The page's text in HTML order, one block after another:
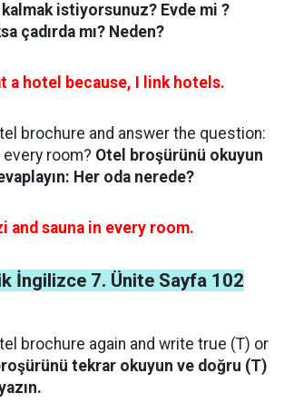
istiyorsunuz? Evde mi ?
çadırda mı? Neden?
a hotel because, I link hotels.
brochure and answer the question:
room? Otel broşürünü okuyun
Her oda nerede?
and sauna in every room.
İngilizce 7. Ünite Sayfa 102
brochure again and write true (T) or
tekrar okuyun ve doğru (T)